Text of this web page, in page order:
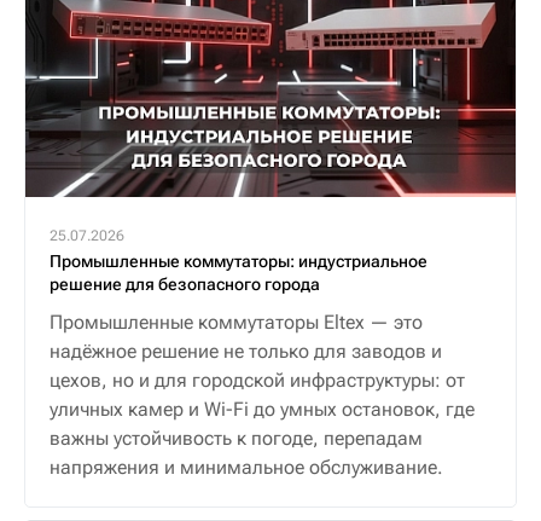
25.07.2026
Промышленные коммутаторы: индустриальное
решение для безопасного города
Промышленные коммутаторы Eltex — это
надёжное решение не только для заводов и
цехов, но и для городской инфраструктуры: от
уличных камер и Wi-Fi до умных остановок, где
важны устойчивость к погоде, перепадам
напряжения и минимальное обслуживание.